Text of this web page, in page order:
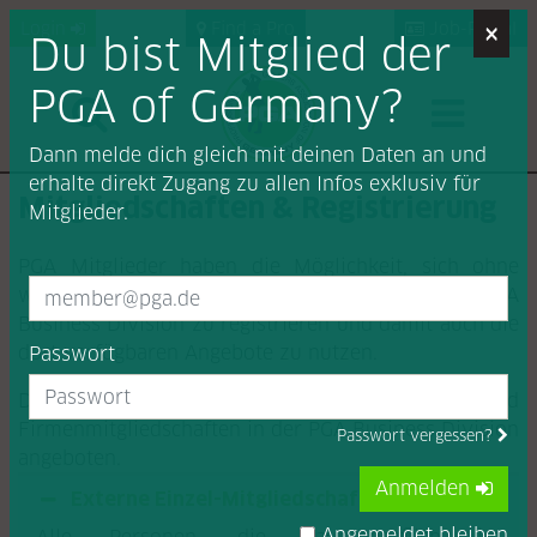
Job-Portal
Mitgliedschaften & Registrierung
weitere Mehrkosten als Mitglied der neuen PGA
Business Division zu registrieren und damit auch die
dort verfügbaren Angebote zu nutzen.
Des Weiteren werden externe Mitgliedschaften und
Firmenmitgliedschaften in der PGA Business Division
×
Du bist Mitglied der
PGA of Germany?
Dann melde dich gleich mit deinen Daten an und
erhalte direkt Zugang zu allen Infos exklusiv für
Mitglieder.
Passwort
Passwort vergessen?
Anmelden